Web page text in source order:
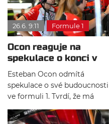
zoubek některým
statistikám z uplynulých 11
závodů. Tentokrát si
posvítíme na sobotní
souboje se stopkami, tedy
kvalifikace.
26.6. 9:11 Formule 1
Ocon reaguje na
spekulace o konci v
Haasu
Esteban Ocon odmítá
spekulace o své budoucnosti
ve formuli 1. Tvrdí, že má
Ajaa Komacua i celého týmu